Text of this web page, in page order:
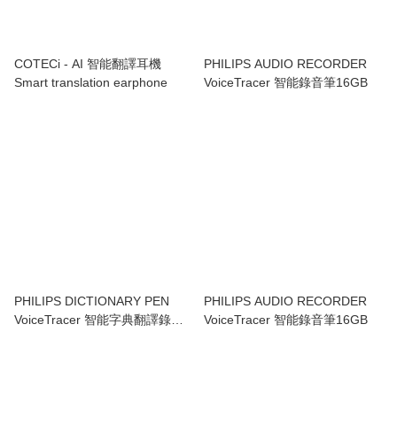
COTECi - AI 智能翻譯耳機
Smart translation earphone
PHILIPS AUDIO RECORDER
VoiceTracer 智能錄音筆16GB
PHILIPS DICTIONARY PEN
VoiceTracer 智能字典翻譯錄音
PHILIPS AUDIO RECORDER
VoiceTracer 智能錄音筆16GB